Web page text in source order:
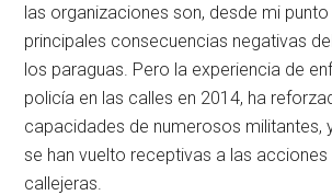
las organizaciones son, desde mi
principales consecuencias negativas
los paraguas. Pero la experiencia de
policía en las calles en 2014, ha
capacidades de numerosos militantes,
se han vuelto receptivas a las acciones
callejeras.